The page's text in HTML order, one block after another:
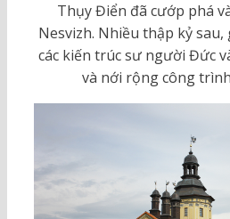
Thụy Điển đã cướp phá
Nesvizh. Nhiều thập kỷ sau,
các kiến trúc sư người Đức
và nới rộng công